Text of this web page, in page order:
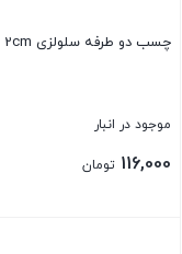
چسب دو طرفه سلولزی Nano S-2 2cm
موجود در انبار
116,000 تومان